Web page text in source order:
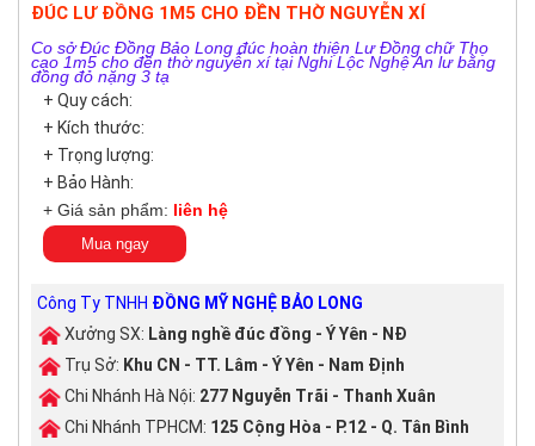
ĐÚC LƯ ĐỒNG 1M5 CHO ĐỀN THỜ NGUYỄN XÍ
Co sở Đúc Đồng Bảo Long đúc hoàn thiện Lư Đồng chữ Thọ
cao 1m5 cho đền thờ nguyễn xí tại Nghi Lộc Nghệ An lư bằng
đồng đỏ nặng 3 tạ
+ Quy cách:
+ Kích thước:
+ Trọng lượng:
+ Bảo Hành:
+ Giá sản phẩm: liên hệ
Mua ngay
Công Ty TNHH ĐỒNG MỸ NGHỆ BẢO LONG
Xưởng SX: Làng nghề đúc đồng - Ý Yên - NĐ
Trụ Sở: Khu CN - TT. Lâm - Ý Yên - Nam Định
Chi Nhánh Hà Nội: 277 Nguyễn Trãi - Thanh Xuân
Chi Nhánh TPHCM: 125 Cộng Hòa - P.12 - Q. Tân Bình